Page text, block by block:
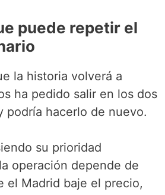
puede repetir el
la historia volverá a
ha pedido salir en los dos
podría hacerlo de nuevo.
su prioridad
operación depende de
el Madrid baje el precio,